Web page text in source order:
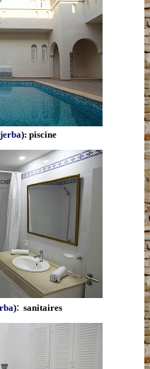
): piscine
): sanitaires